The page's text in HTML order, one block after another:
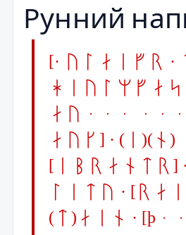
Рунний
[· ulaifr ·
au...
auk] · (e)(n)
[ibrantr] ·
litu ·
(t)ain ·